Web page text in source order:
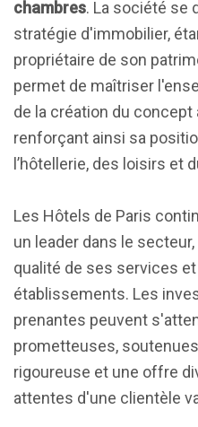
chambres. La société se
stratégie d'immobilier,
propriétaire de son
permet de maîtriser
de la création du concept
renforçant ainsi sa
l’hôtellerie, des loisirs et
Les Hôtels de Paris
un leader dans le
qualité de ses services
établissements. Les
prenantes peuvent
prometteuses,
rigoureuse et une offre
attentes d'une clientèle